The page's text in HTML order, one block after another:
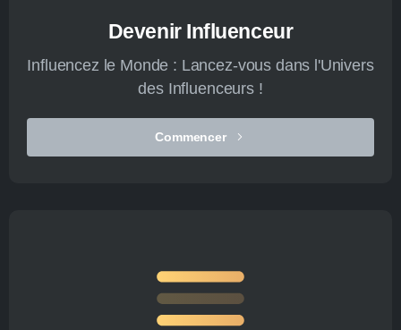
Devenir Influenceur
Influencez le Monde : Lancez-vous dans l'Univers
des Influenceurs !
Commencer